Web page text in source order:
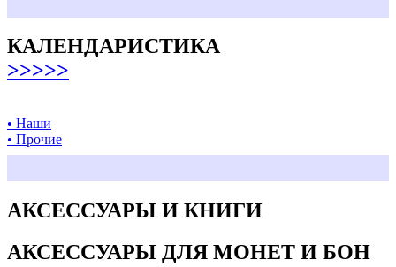
КАЛЕНДАРИСТИКА
>>>>>
• Наши
• Прочие
АКСЕССУАРЫ И КНИГИ
АКСЕССУАРЫ ДЛЯ МОНЕТ И БОН